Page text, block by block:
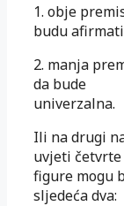
1. obje
budu
2. manja
da bude
univerzalna.
Ili na drugi
uvjeti četvrte
figure mogu
sljedeća dva: